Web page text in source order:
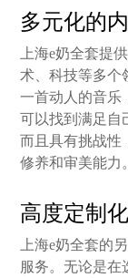
多元化的
上海e奶全套提
术、科技等多个
一首动人的音乐
可以找到满足自
而且具有挑战性
修养和审美能力。
高度定制
上海e奶全套的
服务。无论是在